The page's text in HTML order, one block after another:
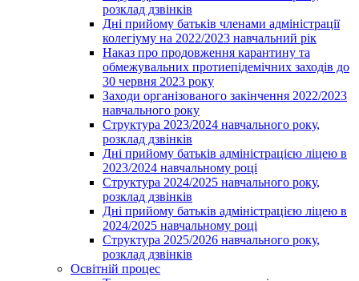
розклад дзвінків
Дні прийому батьків членами адміністрації
колегіуму на 2022/2023 навчальний рік
Наказ про продовження карантину та
обмежувальних протиепідемічних заходів до
30 червня 2023 року
Заходи організованого закінчення 2022/2023
навчального року
Структура 2023/2024 навчального року,
розклад дзвінків
Дні прийому батьків адміністрацією ліцею в
2023/2024 навчальному році
Структура 2024/2025 навчального року,
розклад дзвінків
Дні прийому батьків адміністрацією ліцею в
2024/2025 навчальному році
Структура 2025/2026 навчального року,
розклад дзвінків
Освітній процес